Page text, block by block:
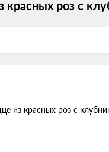
красных роз с